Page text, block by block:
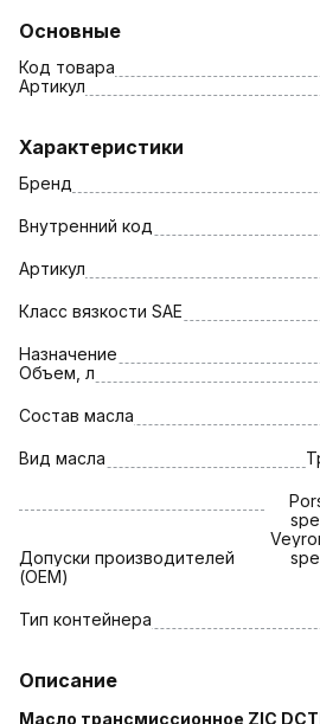
Основные
Код товара
Артикул
Характеристики
Бренд
Внутренний код
Артикул
Класс вязкости SAE
Назначение
Объем, л
Состав масла
Вид масла
Допуски производителей
(OEM)
Тип контейнера
Описание
Масло трансмиссионное ZIC